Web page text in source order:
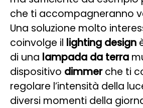
che ti accompagneranno
Una soluzione molto
coinvolge il lighting design
di una lampada da terra
dispositivo dimmerche ti
regolare l’intensità della
diversi momenti della